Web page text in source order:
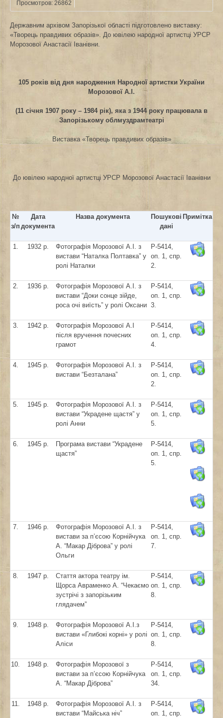
Просмотров: 26862
Державним архівом Запорізької області підготовлено виставку:
«Творець правдивих образів». До ювілею народної артистці УРСР
Морозової Анастасії Іванівни.
105 років від дня народження Народної артистки України
Морозової А.І.
(11 січня 1907 року – 1984 рік), яка з 1944 року працювала в
Запорізькому облмуздрамтеатрі
Виставка «Творець правдивих образів»
До ювілею народної артистці УРСР Морозової Анастасії Іванівни
№
з/п
Дата
документа
Назва документа
Пошукові
дані
Примітка
1. 1932 р.
Фотографія Морозової А.І. з
вистави “Наталка Полтавка” у
ролі Наталки
Р-5414,
оп. 1, спр.
2.
2. 1936 р.
Фотографія Морозової А.І. з
вистави “Доки сонце зійде,
роса очі виїсть” у ролі Оксани
Р-5414,
оп. 1, спр.
3.
3. 1942 р.
Фотографія Морозової А.І
після вручення почесних
грамот
Р-5414,
оп. 1, спр.
4.
4. 1945 р.
Фотографія Морозової А.І. з
вистави “Безталана”
Р-5414,
оп. 1, спр.
2.
5. 1945 р.
Фотографія Морозової А.І. з
вистави “Украдене щастя” у
ролі Анни
Р-5414,
оп. 1, спр.
5.
6. 1945 р.
Програма вистави “Украдене
щастя”
Р-5414,
оп. 1, спр.
5.
7. 1946 р.
Фотографія Морозової А.І. з
вистави за п’єсою Корнійчука
А. “Макар Діброва” у ролі
Ольги
Р-5414,
оп. 1, спр.
7.
8. 1947 р.
Стаття актора театру ім.
Щорса Авраменко А. “Чекаємо
зустрічі з запорізьким
глядачем”
Р-5414,
оп. 1, спр.
8.
9. 1948 р.
Фотографія Морозової А.І.з
вистави «Глибокі корні» у ролі
Аліси
Р-5414,
оп. 1, спр.
8.
10. 1948 р.
Фотографія Морозової з
вистави за п’єсою Корнійчука
А. “Макар Діброва”
Р-5414,
оп. 1, спр.
34.
11. 1948 р.
Фотографія Морозової А.І. з
вистави “Майська ніч”
Р-5414,
оп. 1, спр.